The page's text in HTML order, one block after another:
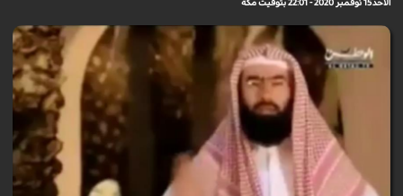
الأحد 15 نوفمبر 2020 - 22:01 بتوقيت مكة